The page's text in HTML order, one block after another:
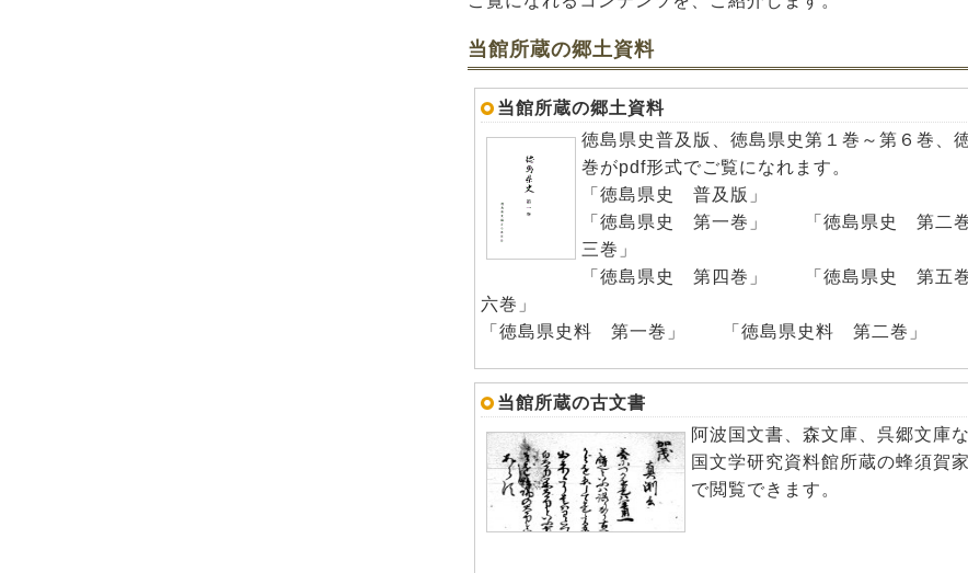
当館所蔵の郷土資料
当館所蔵の郷土資料
徳島県史普及版、徳島県史第１巻～第６巻、
巻がpdf形式でご覧になれます。
「徳島県史 普及版」
「徳島県史 第一巻」 「徳島県史 第
三巻」
「徳島県史 第四巻」 「徳島県史 第
六巻」
「徳島県史料 第一巻」 「徳島県史料 第二巻」
当館所蔵の古文書
阿波国文書、森文庫、呉郷文庫
国文学研究資料館所蔵の蜂須賀
で閲覧できます。